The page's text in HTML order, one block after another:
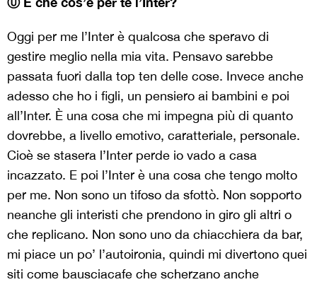
Oggi per me l’Inter è qualcosa che speravo di
gestire meglio nella mia vita. Pensavo sarebbe
passata fuori dalla top ten delle cose. Invece anche
adesso che ho i figli, un pensiero ai bambini e poi
all’Inter. È una cosa che mi impegna più di quanto
dovrebbe, a livello emotivo, caratteriale, personale.
Cioè se stasera l’Inter perde io vado a casa
incazzato. E poi l’Inter è una cosa che tengo molto
per me. Non sono un tifoso da sfottò. Non sopporto
neanche gli interisti che prendono in giro gli altri o
che replicano. Non sono uno da chiacchiera da bar,
mi piace un po’ l’autoironia, quindi mi divertono quei
siti come bausciacafe che scherzano anche